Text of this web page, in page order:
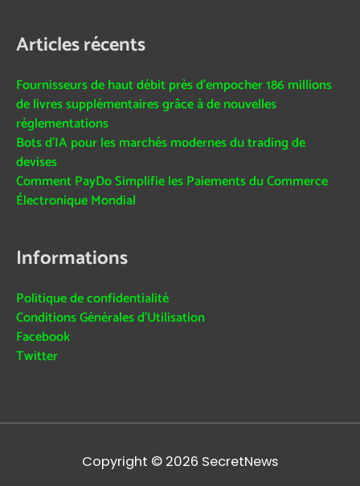
Articles récents
Fournisseurs de haut débit près d’empocher 186 millions
de livres supplémentaires grâce à de nouvelles
réglementations
Bots d’IA pour les marchés modernes du trading de
devises
Comment PayDo Simplifie les Paiements du Commerce
Électronique Mondial
Informations
Politique de confidentialité
Conditions Générales d’Utilisation
Facebook
Twitter
Copyright © 2026 SecretNews